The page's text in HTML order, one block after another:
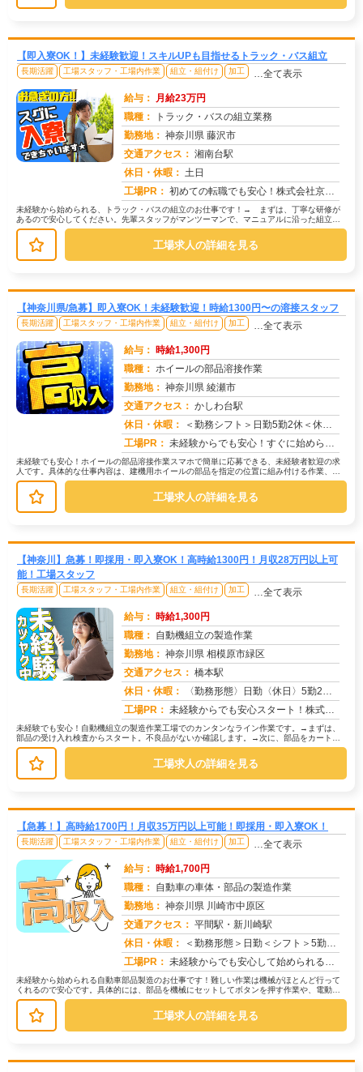
【即入寮OK！】未経験歓迎！スキルUPも目指せるトラック・バス組立
長期活躍 工場スタッフ・工場内作業 組立・組付け 加工 …全て表示
給与： 月給23万円
職種：
トラック・バスの組立業務
勤務地： 神奈川県 藤沢市
交通アクセス： 湘南台駅
休日・休暇： 土日
工場PR： 初めての転職でも安心！株式会社京栄センターで、新しい一歩を踏み出してみませんか？→ 未経験者歓迎！先輩スタッフも皆...
未経験から始められる、トラック・バスの組立のお仕事です！→ まずは、丁寧な研修が
あるので安心してください。先輩スタッフがマンツーマンで、マニュアルに沿った組立作
業を丁寧に教えてくれます。→ 作業...
工場求人の詳細を見る
【神奈川県/急募】即入寮OK！未経験歓迎！時給1300円〜の溶接スタッフ
長期活躍 工場スタッフ・工場内作業 組立・組付け 加工 …全て表示
給与： 時給1,300円
職種： ホイールの部品溶接作業
勤務地： 神奈川県 綾瀬市
交通アクセス： かしわ台駅
休日・休暇：
＜勤務シフト＞日勤5勤2休＜休日＞土日
工場PR： 未経験からでも安心！すぐに始められるお仕事です！→ 経験・学歴・スキルは一切問いません！未経験者多数活躍中！→ 当...
未経験でも安心！ホイールの部品溶接作業スマホで簡単に応募できる、未経験者歓迎の求
人です。具体的な仕事内容は、建機用ホイールの部品を指定の位置に組み付ける作業、完
成品の傷がないか検査する作業、そし...
工場求人の詳細を見る
【神奈川】急募！即採用・即入寮OK！高時給1300円！月収28万円以上可
能！工場スタッフ
長期活躍 工場スタッフ・工場内作業 組立・組付け 加工 …全て表示
給与： 時給1,300円
職種： 自動機組立の製造作業
勤務地： 神奈川県 相模原市緑区
交通アクセス： 橋本駅
休日・休暇：
〈勤務形態〉日勤〈休日〉5勤2休★ＧＷ★夏季休暇★冬季休暇★年末年始
工場PR： 未経験からでも安心スタート！株式会社京栄センターで新しい一歩を踏み出しませんか？→ 家具付き寮が初期費用0円で利用...
未経験でも安心！自動機組立の製造作業工場でのカンタンなライン作業です。→まずは、
部品の受け入れ検査からスタート。不良品がないか確認します。→次に、部品をカートに
積み込み、指定場所へ運びます。→最...
工場求人の詳細を見る
【急募！】高時給1700円！月収35万円以上可能！即採用・即入寮OK！
長期活躍 工場スタッフ・工場内作業 組立・組付け 加工 …全て表示
給与： 時給1,700円
職種： 自動車の車体・部品の製造作業
勤務地： 神奈川県 川崎市中原区
交通アクセス： 平間駅・新川崎駅
休日・休暇：
＜勤務形態＞日勤＜シフト＞5勤２休＜休日＞土日長期休暇GW 夏季 年末年始
工場PR： 未経験からでも安心して始められるお仕事です！→ 経験・学歴・スキルは一切不問です！未経験で活躍している方が多数いま...
未経験から始められる自動車部品製造のお仕事です！難しい作業は機械がほとんど行って
くれるので安心です。具体的には、部品を機械にセットしてボタンを押す作業や、電動ド
ライバーを使って部品を組み付ける作...
工場求人の詳細を見る